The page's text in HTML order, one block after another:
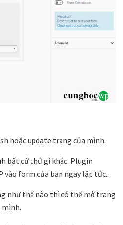
hoặc update trang của mình.
bất cứ thứ gì khác. Plugin
vào form của bạn ngay lập tức..
như thế nào thì có thể mở trang
mình.